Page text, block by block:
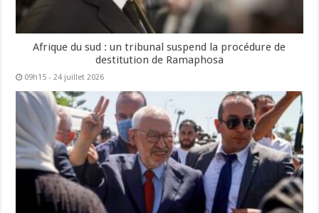
Afrique du sud : un tribunal suspend la procédure de
destitution de Ramaphosa
09h15 - 24 juillet 2026